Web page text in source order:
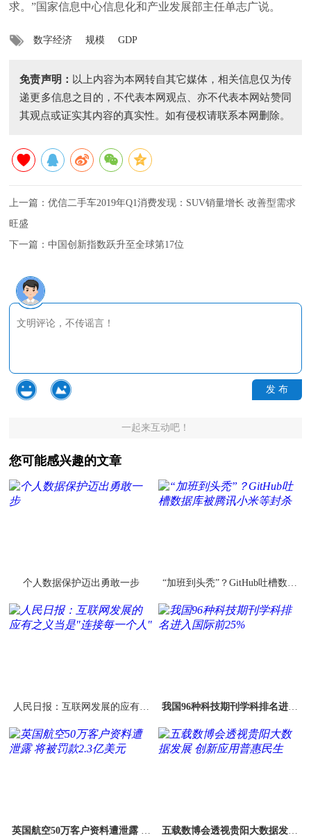
求。”国家信息中心信息化和产业发展部主任单志广说。
数字经济 规模 GDP
免责声明： 以上内容为本网转自其它媒体，相关信息仅为传
递更多信息之目的，不代表本网观点、亦不代表本网站赞同
其观点或证实其内容的真实性。如有侵权请联系本网删除。
上一篇：优信二手车2019年Q1消费发现：SUV销量增长 改善型需求
旺盛
下一篇：中国创新指数跃升至全球第17位
发 布
一起来互动吧！
您可能感兴趣的文章
个人数据保护迈出勇敢一步
“加班到头秃”？GitHub吐槽数据
人民日报：互联网发展的应有之
我国96种科技期刊学科排名进入
英国航空50万客户资料遭泄露 将
五载数博会透视贵阳大数据发展